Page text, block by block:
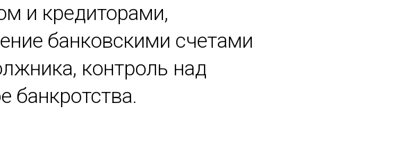
и кредиторами,
банковскими счетами
контроль над
банкротства.